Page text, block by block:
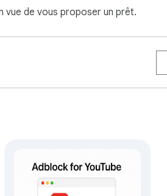
vue de vous proposer un prêt.